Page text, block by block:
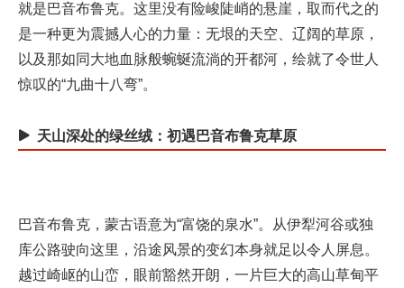
就是巴音布鲁克。这里没有险峻陡峭的悬崖，取而代之的
是一种更为震撼人心的力量：无垠的天空、辽阔的草原，
以及那如同大地血脉般蜿蜒流淌的开都河，绘就了令世人
惊叹的“九曲十八弯”。
天山深处的绿丝绒：初遇巴音布鲁克草原
巴音布鲁克，蒙古语意为“富饶的泉水”。从伊犁河谷或独
库公路驶向这里，沿途风景的变幻本身就足以令人屏息。
越过崎岖的山峦，眼前豁然开朗，一片巨大的高山草甸平